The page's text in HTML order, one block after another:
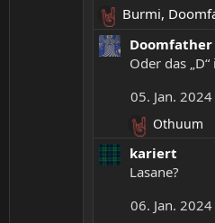
o
n
R
e
a
n
Burmi,
Doomfather
Oder das
05. Jan. 2024
R
e
a
k
t
Othuum
kariert
Lasane?
06. Jan. 2024